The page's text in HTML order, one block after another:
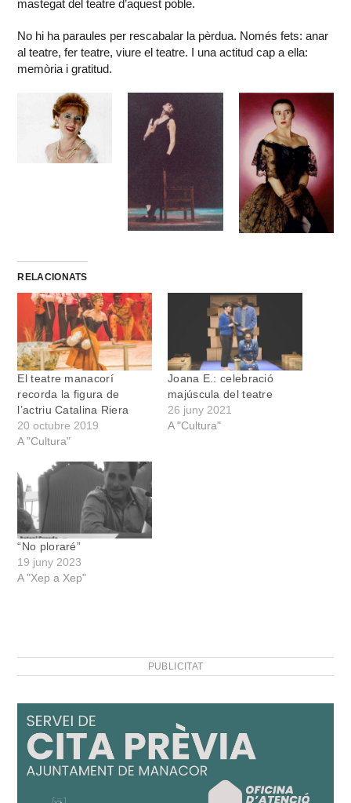
mastegat del teatre d’aquest poble.
No hi ha paraules per rescabalar la pèrdua. Només fets: anar
al teatre, fer teatre, viure el teatre. I una actitud cap a ella:
memòria i gratitud.
RELACIONATS
El teatre manacorí
recorda la figura de
l’actriu Catalina Riera
20 octubre 2019
A "Cultura"
Joana E.: celebració
majúscula del teatre
26 juny 2021
A "Cultura"
“No ploraré”
19 juny 2023
A "Xep a Xep"
PUBLICITAT